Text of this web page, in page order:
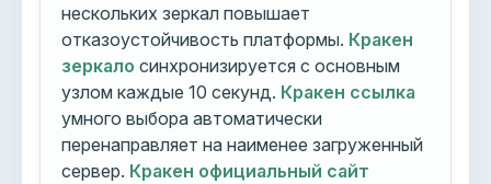
нескольких зеркал повышает
отказоустойчивость платформы. Кракен
зеркало синхронизируется с основным
узлом каждые 10 секунд. Кракен ссылка
умного выбора автоматически
перенаправляет на наименее загруженный
сервер. Кракен официальный сайт